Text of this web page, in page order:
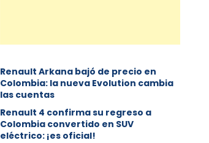
Renault Arkana bajó de precio en
Colombia: la nueva Evolution cambia
las cuentas
Renault 4 confirma su regreso a
Colombia convertido en SUV
eléctrico: ¡es oficial!